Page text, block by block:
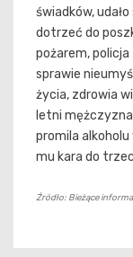
świadków,
dotrzeć do
pożarem,
sprawie
życia, zdrowia
letni
promila alkoholu
mu kara do
Źródło: Bieżące